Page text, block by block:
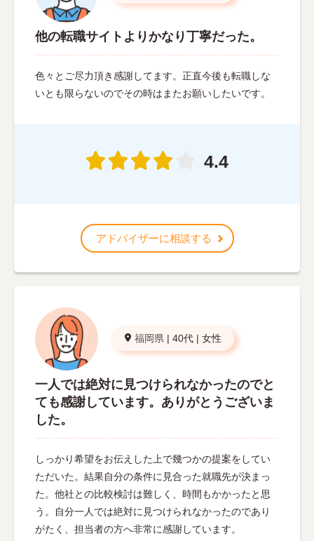
他の転職サイトよりかなり丁寧だった。
色々とご尽力頂き感謝してます。正直今後も転職しな
いとも限らないのでその時はまたお願いしたいです。
4.4
アドバイザーに相談する
福岡県 | 40代 | 女性
一人では絶対に見つけられなかったのでと
ても感謝しています。ありがとうございま
した。
しっかり希望をお伝えした上で幾つかの提案をしてい
ただいた。結果自分の条件に見合った就職先が決まっ
た。他社との比較検討は難しく、時間もかかったと思
う。自分一人では絶対に見つけられなかったのであり
がたく、担当者の方へ非常に感謝しています。